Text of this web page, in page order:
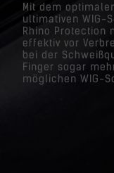
Mit dem
ultimativen WIG-
Rhino Protection
effektiv vor
bei der
Finger sogar
möglichen WIG-